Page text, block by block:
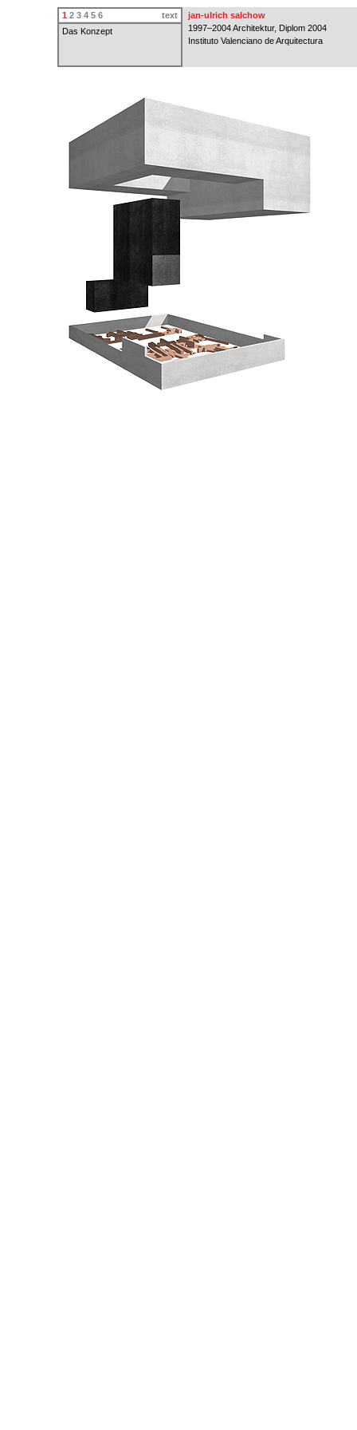
1 2 3 4 5 6
text
Das Konzept
jan-ulrich salchow
1997–2004 Architektur, Diplom 2004
Instituto Valenciano de Arquitectura